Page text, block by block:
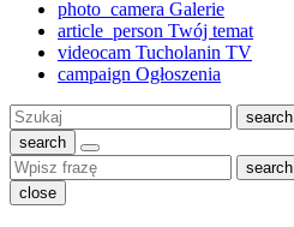
photo_camera Galerie
article_person Twój temat
videocam Tucholanin TV
campaign Ogłoszenia
Szukaj:
search
search
search
close